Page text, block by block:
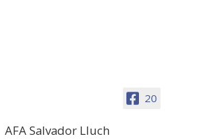
20
AFA Salvador Lluch